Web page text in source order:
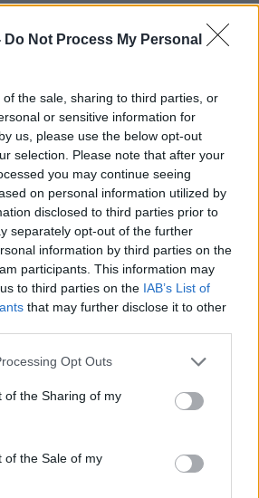
Do Not Process My Personal
the sale, sharing to third parties, or
or sensitive information for
us, please use the below opt-out
selection. Please note that after your
you may continue seeing
on personal information utilized by
disclosed to third parties prior to
separately opt-out of the further
information by third parties on the
participants. This information may
to third parties on the IAB’s List of
that may further disclose it to other
Opt Outs
of the Sharing of my
of the Sale of my